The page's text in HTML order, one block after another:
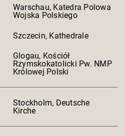
Warschau, Katedra Polowa
Wojska Polskiego
Szczecin, Kathedrale
Glogau, Kościół
Rzymskokatolicki Pw. NMP
Królowej Polski
Stockholm, Deutsche
Kirche